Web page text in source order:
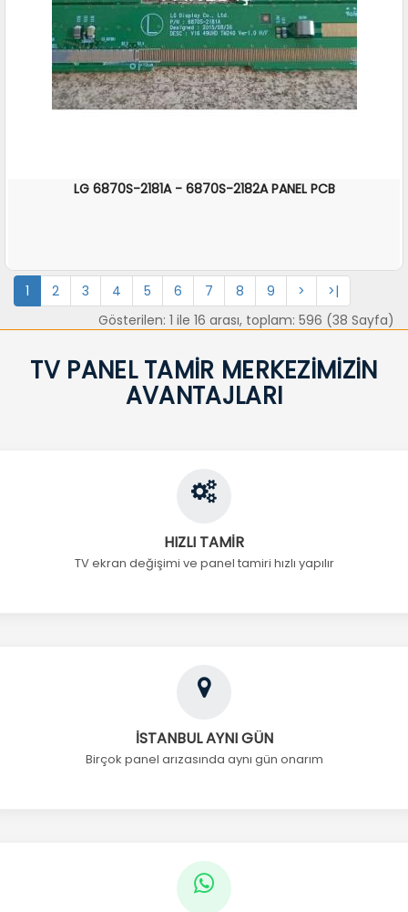
LG 6870S-2181A - 6870S-2182A PANEL PCB
1 2 3 4 5 6 7 8 9 >
>|
Gösterilen: 1 ile 16 arası, toplam: 596 (38 Sayfa)
TV PANEL TAMİR MERKEZİMİZİN
AVANTAJLARI
HIZLI TAMİR
TV ekran değişimi ve panel tamiri hızlı yapılır
İSTANBUL AYNI GÜN
Birçok panel arızasında aynı gün onarım